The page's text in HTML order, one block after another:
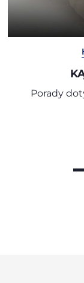
Porady